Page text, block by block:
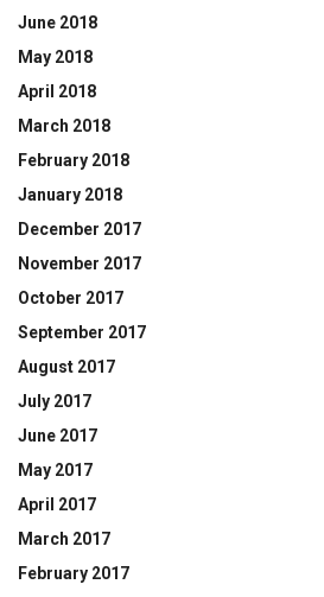
June 2018
May 2018
April 2018
March 2018
February 2018
January 2018
December 2017
November 2017
October 2017
September 2017
August 2017
July 2017
June 2017
May 2017
April 2017
March 2017
February 2017